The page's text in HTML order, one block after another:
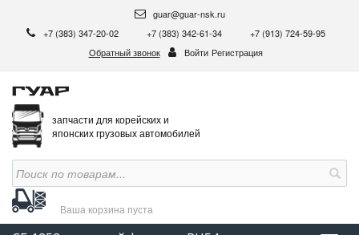
guar@guar-nsk.ru
+7 (383) 347-20-02
+7 (383) 342-61-34
+7 (913) 724-59-95
Обратный звонок
Войти Регистрация
запчасти для корейских и
японских грузовых автомобилей
Ваша корзина пуста